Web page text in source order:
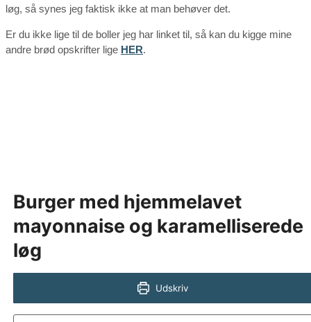
løg, så synes jeg faktisk ikke at man behøver det.
Er du ikke lige til de boller jeg har linket til, så kan du kigge mine
andre brød opskrifter lige HER.
Burger med hjemmelavet
mayonnaise og karamelliserede
løg
Udskriv